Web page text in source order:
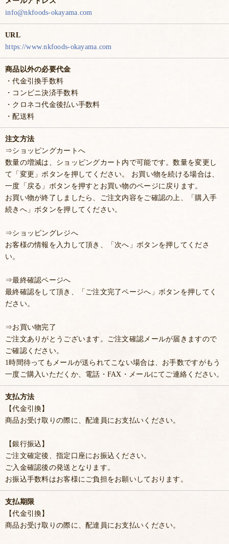
info@nkfoods-okayama.com
URL
https://www.nkfoods-okayama.com
商品以外の必要代金
・代金引換手数料
・コンビニ決済手数料
・クロネコ代金後払い手数料
・配送料
注文方法
⇒ショッピングカートへ
数量の増減は、ショッピングカート内で可能です。数量を変更し
て「変更」ボタンを押してください。 お買い物を続ける場合は、
一度「戻る」ボタンを押すとお買い物のページに戻ります。
お買い物が終了しましたら、ご注文内容をご確認の上、「購入手
続きへ」ボタンを押してください。
⇒ショッピングレジへ
お客様の情報を入力して頂き、「次へ」ボタンを押してくださ
い。
⇒最終確認ページへ
最終確認をして頂き、「ご注文完了ページへ」ボタンを押してく
ださい。
⇒お買い物完了
ご注文ありがとうございます。ご注文確認メールが届きますので
ご確認ください。
1時間待ってもメールが送られてこない場合は、お手数ですがもう
一度ご購入いただくか、電話・FAX・メールにてご連絡ください。
支払方法
【代金引換】
商品お受け取りの際に、配達員にお支払いください。
【銀行振込】
ご注文確定後、指定口座にお振込ください。
ご入金確認後の発送となります。
お振込手数料はお客様にご負担をお願いしております。
支払期限
【代金引換】
商品お受け取りの際に、配達員にお支払いください。